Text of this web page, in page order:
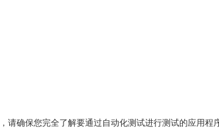
请确保您完全了解要通过自动化测试进行测试的应用程